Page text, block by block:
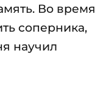
Во время
соперника,
научил